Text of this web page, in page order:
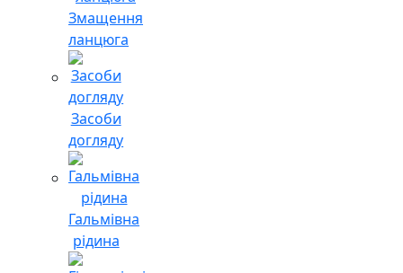
Змащення
ланцюга
Засоби
догляду
Гальмівна
рідина